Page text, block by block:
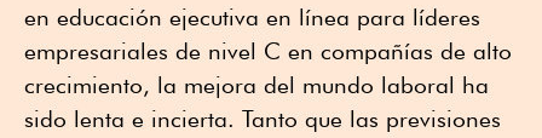
en educación ejecutiva en línea para líderes
empresariales de nivel C en compañías de alto
crecimiento, la mejora del mundo laboral ha
sido lenta e incierta. Tanto que las previsiones